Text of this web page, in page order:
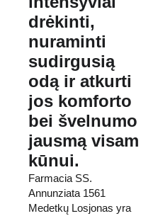
drėkinti,
nuraminti
sudirgusią
odą ir atkurti
jos komforto
bei švelnumo
jausmą visam
kūnui.
Farmacia SS.
Annunziata 1561
Medetkų Losjonas yra